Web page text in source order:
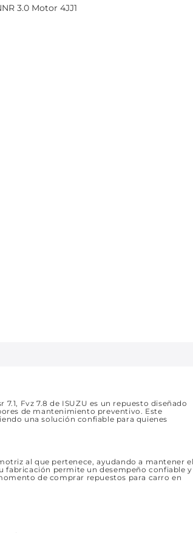
3.0 Motor 4JJ1
Fvz 7.8 de ISUZU es un repuesto diseñado
de mantenimiento preventivo. Este
una solución confiable para quienes
al que pertenece, ayudando a mantener el
fabricación permite un desempeño confiable y
de comprar repuestos para carro en